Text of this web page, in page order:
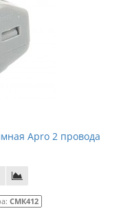
Apro 2 провода
СМК412